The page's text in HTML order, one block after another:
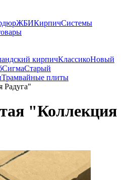
ЖБИКирпичСистемы
кирпичКлассикоНовый
СигмаСтарый
Трамвайные плиты
Радуга"
"Коллекция